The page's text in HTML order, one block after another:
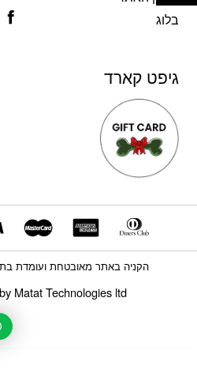
בלוג
גיפט קארד
Matat Technologies ltd
הקניה באתר מאובטחת ועומדת